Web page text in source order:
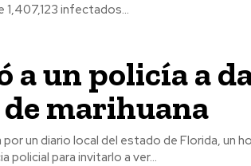
infectados...
a un policía a
marihuana
un diario local del estado de Florida, un
policial para invitarlo a ver...